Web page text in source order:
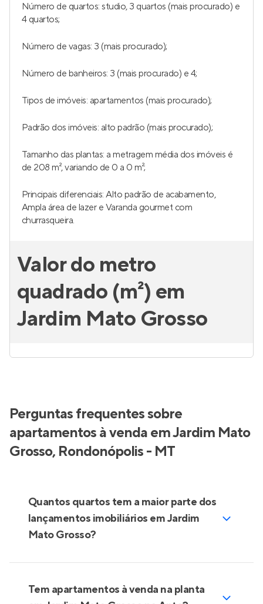
Número de quartos: studio, 3 quartos (mais procurado) e
4 quartos;
Número de vagas: 3 (mais procurado);
Número de banheiros: 3 (mais procurado) e 4;
Tipos de imóveis: apartamentos (mais procurado);
Padrão dos imóveis: alto padrão (mais procurado);
Tamanho das plantas: a metragem média dos imóveis é
de 208 m², variando de 0 a 0 m²;
Principais diferenciais: Alto padrão de acabamento,
Ampla área de lazer e Varanda gourmet com
churrasqueira.
Valor do metro
quadrado (m²) em
Jardim Mato Grosso
Perguntas frequentes sobre
apartamentos à venda em Jardim Mato
Grosso, Rondonópolis - MT
Quantos quartos tem a maior parte dos
lançamentos imobiliários em Jardim
Mato Grosso?
Tem apartamentos à venda na planta